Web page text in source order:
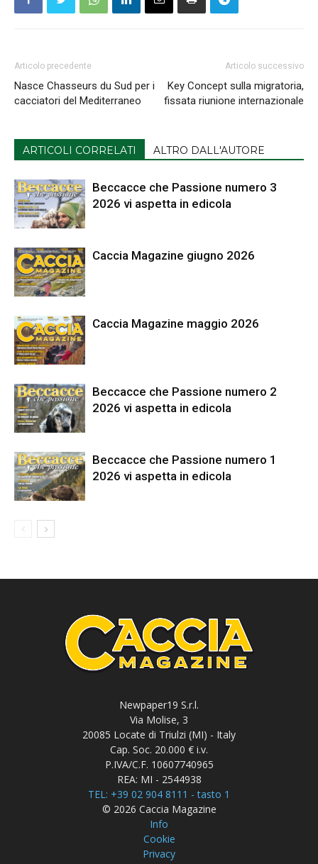
Articolo precedente
Nasce Chasseurs du Sud per i
cacciatori del Mediterraneo
Articolo successivo
Key Concept sulla migratoria,
fissata riunione internazionale
ARTICOLI CORRELATI ALTRO DALL'AUTORE
Beccacce che Passione numero 3
2026 vi aspetta in edicola
Caccia Magazine giugno 2026
Caccia Magazine maggio 2026
Beccacce che Passione numero 2
2026 vi aspetta in edicola
Beccacce che Passione numero 1
2026 vi aspetta in edicola
Newpaper19 S.r.l.
Via Molise, 3
20085 Locate di Triulzi (MI) - Italy
Cap. Soc. 20.000 € i.v.
P.IVA/C.F. 10607740965
REA: MI - 2544938
TEL: +39 02 904 8111 - tasto 1
© 2026 Caccia Magazine
Info
Cookie
Privacy